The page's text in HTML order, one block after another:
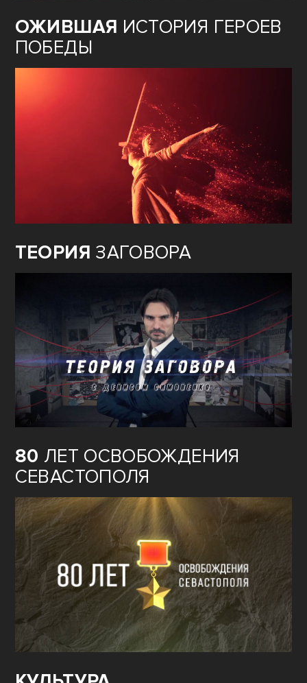
ОЖИВШАЯ ИСТОРИЯ ГЕРОЕВ
ПОБЕДЫ
ТЕОРИЯ ЗАГОВОРА
80 ЛЕТ ОСВОБОЖДЕНИЯ
СЕВАСТОПОЛЯ